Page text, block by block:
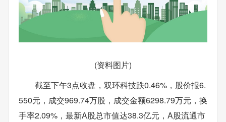
(资料图片)
截至下午3点收盘，双环科技跌0.46%，股价报6.
550元，成交969.74万股，成交金额6298.79万元，换
手率2.09%，最新A股总市值达38.3亿元，A股流通市